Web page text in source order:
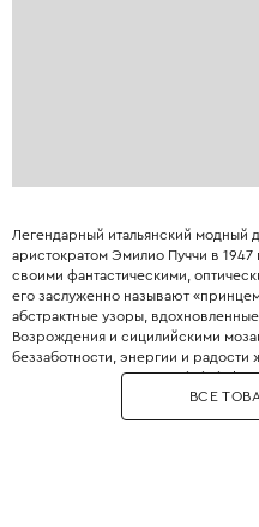
Легендарный итальянский
аристократом Эмилио Пуччи в
своими фантастическими,
его заслуженно называют
абстрактные узоры,
Возрождения и сицилийскими
беззаботности, энергии и радости
В 2017 году на выставке Pitti
детская линия, которая
коллекции. Emilio Pucci Junior - это
ВСЕ